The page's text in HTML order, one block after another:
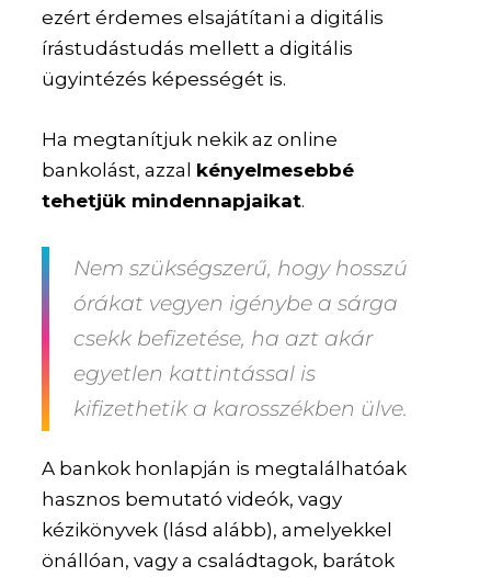
ezért érdemes elsajátítani a digitális
írástudástudás mellett a digitális
ügyintézés képességét is.
Ha megtanítjuk nekik az online
bankolást, azzal kényelmesebbé
tehetjük mindennapjaikat.
Nem szükségszerű, hogy hosszú
órákat vegyen igénybe a sárga
csekk befizetése, ha azt akár
egyetlen kattintással is
kifizethetik a karosszékben ülve.
A bankok honlapján is megtalálhatóak
hasznos bemutató videók, vagy
kézikönyvek (lásd alább), amelyekkel
önállóan, vagy a családtagok, barátok